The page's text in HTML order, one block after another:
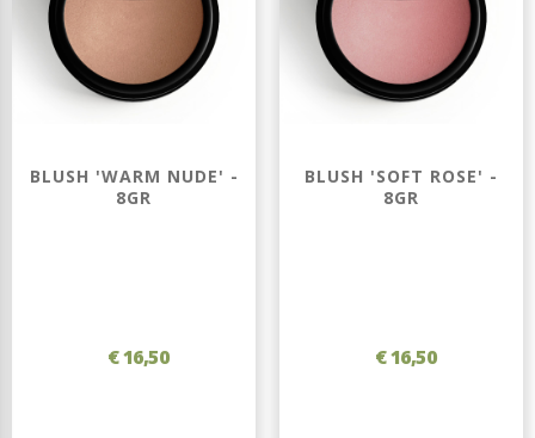
BLUSH 'WARM NUDE' -
8GR
€ 16,50
BLUSH 'SOFT ROSE' -
8GR
€ 16,50